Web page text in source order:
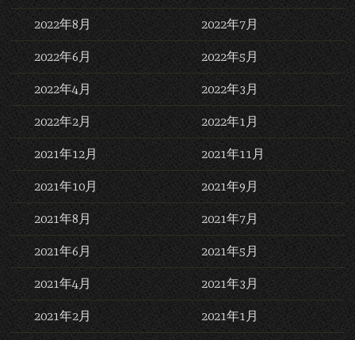
2022年8月 2022年7月
2022年6月 2022年5月
2022年4月 2022年3月
2022年2月 2022年1月
2021年12月 2021年11月
2021年10月 2021年9月
2021年8月 2021年7月
2021年6月 2021年5月
2021年4月 2021年3月
2021年2月 2021年1月